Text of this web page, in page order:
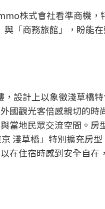
株式會社看準商機
「商務旅館」，盼能
，設計上以象徵淺草橋
國觀光客倍感親切的
當地民眾交流空間。
淺草橋」特別擴充房
在住宿時感到安全自